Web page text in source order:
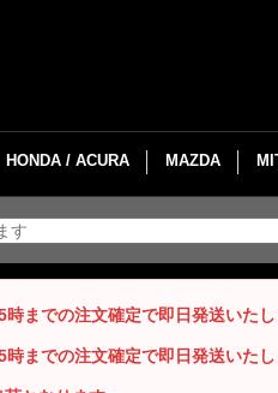
HONDA / ACURA MAZDA
までの注文確定で即日発送いたし
までの注文確定で即日発送いたし